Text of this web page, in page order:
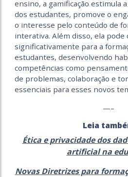
ensino, a gamificação estimula
dos estudantes, promove o
o interesse pelo conteúdo de
interativa. Além disso, ela
significativamente para a
estudantes, desenvolvendo
competências como
de problemas, colaboração e
essenciais para esses novos
—–
Leia
Ética e privacidade dos
artificial na
Novas Diretrizes para